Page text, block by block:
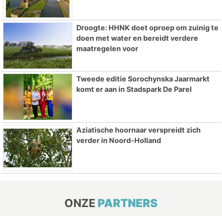
Droogte: HHNK doet oproep om zuinig te
doen met water en bereidt verdere
maatregelen voor
Tweede editie Sorochynska Jaarmarkt
komt er aan in Stadspark De Parel
Aziatische hoornaar verspreidt zich
verder in Noord-Holland
ONZE PARTNERS